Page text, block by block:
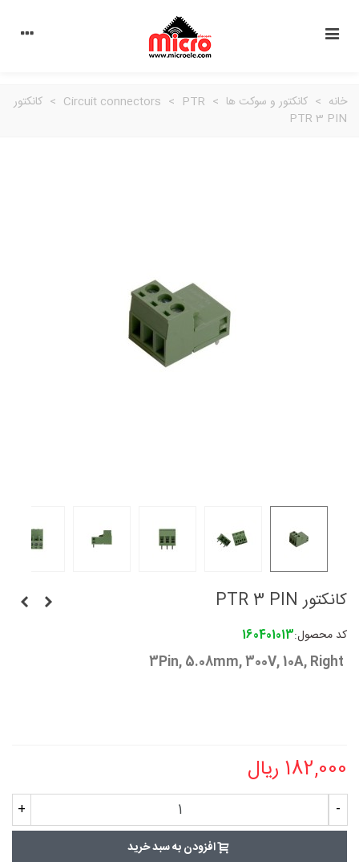
خانه > کانکتور و سوکت ها >
Circuit connectors > PTR
> کانکتور
PTR 3 PIN
کانکتور PTR 3 PIN
کد محصول:160401013
182,000 ریال
-
+
افزودن به سبد خرید